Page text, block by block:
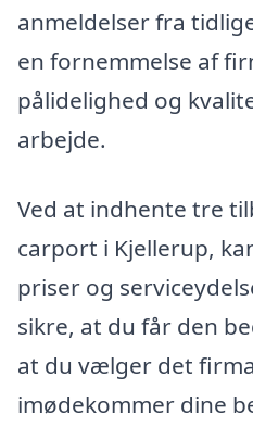
anmeldelser fra
en fornemmelse af
pålidelighed og
arbejde.
Ved at indhente tre
carport i Kjellerup,
priser og
sikre, at du får den
at du vælger det
imødekommer dine